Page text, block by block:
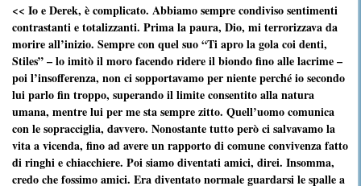
<< Io e Derek, è complicato. Abbiamo sempre condiviso sentimenti
contrastanti e totalizzanti. Prima la paura, Dio, mi terrorizzava da
morire all’inizio. Sempre con quel suo “Ti apro la gola coi denti,
Stiles” – lo imitò il moro facendo ridere il biondo fino alle lacrime –
poi l’insofferenza, non ci sopportavamo per niente perché io secondo
lui parlo fin troppo, superando il limite consentito alla natura
umana, mentre lui per me sta sempre zitto. Quell’uomo comunica
con le sopracciglia, davvero. Nonostante tutto però ci salvavamo la
vita a vicenda, fino ad avere un rapporto di comune convivenza fatto
di ringhi e chiacchiere. Poi siamo diventati amici, direi. Insomma,
credo che fossimo amici. Era diventato normale guardarsi le spalle a